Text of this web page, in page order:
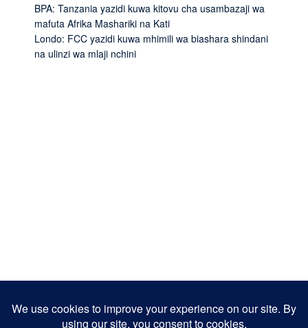
BPA: Tanzania yazidi kuwa kitovu cha usambazaji wa
mafuta Afrika Mashariki na Kati
Londo: FCC yazidi kuwa mhimili wa biashara shindani
na ulinzi wa mlaji nchini